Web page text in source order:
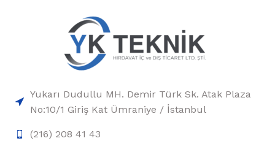
Yukarı Dudullu MH. Demir Türk Sk. Atak Plaza
No:10/1 Giriş Kat Ümraniye / İstanbul
(216) 208 41 43